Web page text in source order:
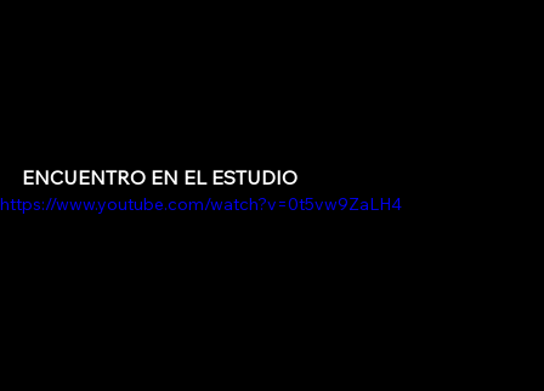
ENCUENTRO EN EL ESTUDIO
https://www.youtube.com/watch?v=0t5vw9ZaLH4